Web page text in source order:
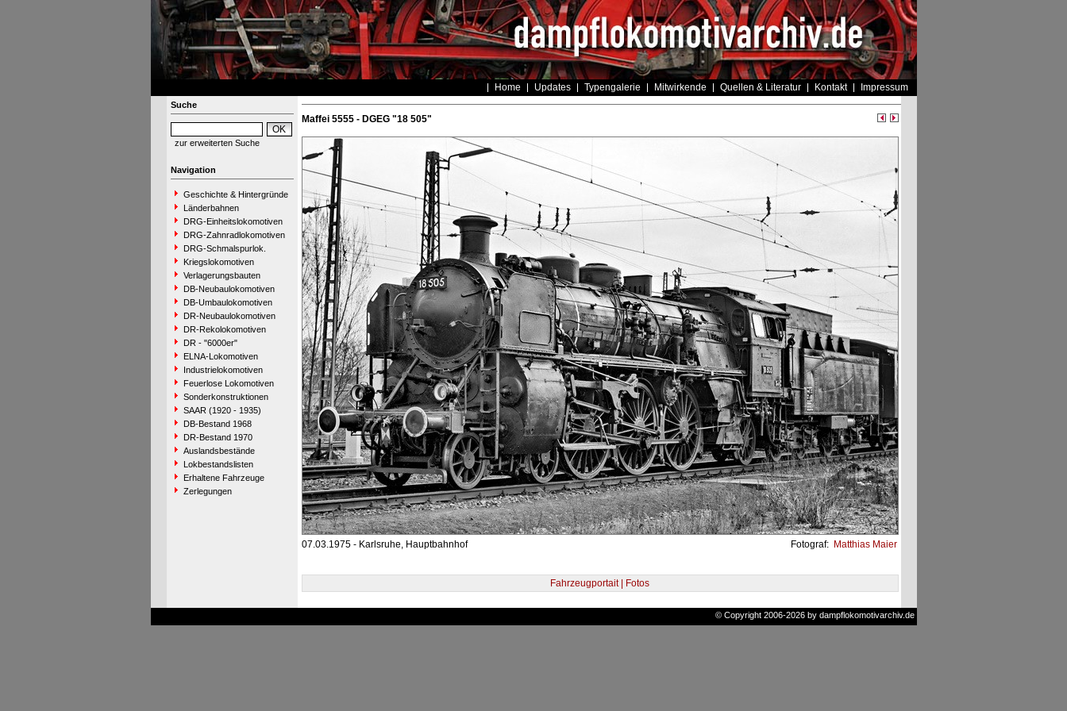
Home Updates Typengalerie Mitwirkende Quellen & Literatur Kontakt Impressum
Suche
zur erweiterten Suche
Navigation
Geschichte & Hintergründe
Länderbahnen
DRG-Einheitslokomotiven
DRG-Zahnradlokomotiven
DRG-Schmalspurlok.
Kriegslokomotiven
Verlagerungsbauten
DB-Neubaulokomotiven
DB-Umbaulokomotiven
DR-Neubaulokomotiven
DR-Rekolokomotiven
DR - "6000er"
ELNA-Lokomotiven
Industrielokomotiven
Feuerlose Lokomotiven
Sonderkonstruktionen
SAAR (1920 - 1935)
DB-Bestand 1968
DR-Bestand 1970
Auslandsbestände
Lokbestandslisten
Erhaltene Fahrzeuge
Zerlegungen
Maffei 5555 - DGEG "18 505"
07.03.1975 - Karlsruhe, Hauptbahnhof Fotograf: Matthias Maier
Fahrzeugportait | Fotos
© Copyright 2006-2026 by dampflokomotivarchiv.de